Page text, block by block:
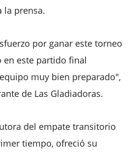
la prensa.
por ganar este torneo
este partido final
muy bien preparado",
de Las Gladiadoras.
del empate transitorio
tiempo, ofreció su